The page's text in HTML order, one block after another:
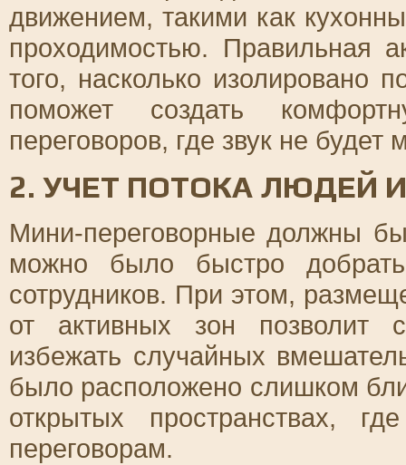
движением, такими как
проходимостью. Правильная
того, насколько
поможет создать
переговоров, где звук не
2. УЧЕТ ПОТОКА ЛЮДЕЙ
Мини-переговорные должны
можно было быстро
сотрудников. При этом,
от активных зон позволит
избежать случайных
было расположено слишком
открытых пространствах,
переговорам.